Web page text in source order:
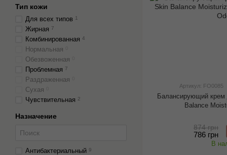
Артикул: FO0085
Балансирующий
Balance
874 грн
786 грн
В
Тип кожи
Для всех типов 1
Жирная 7
Комбинированная 4
Нормальная
Обезвоженная
Проблемная 7
Раздраженная
Сухая
Чувствительная 2
Назначение
Антибактериальный 9